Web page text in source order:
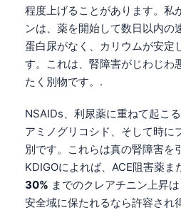
程度上げることがあります。私
ンは、薬を開始して数日以内の
蛋白尿がなく、カリウムが安定
す。これは、腎障害がじわじわ
たく別物です。.
NSAIDs、利尿薬に重ねて起こ
アミノグリコシド、そして時に
別です。これらは真の腎障害を
KDIGOによれば、ACE阻害薬ま
30% までのクレアチニン上昇
安全域に保たれるなら許容され